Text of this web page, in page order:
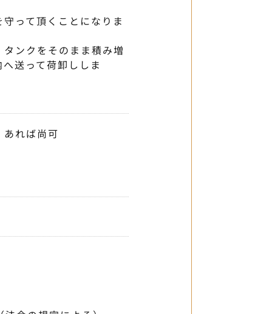
って頂くことになりま
ンクをそのまま積み増
送って荷卸ししま
れば尚可